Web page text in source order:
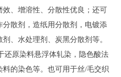
、增溶性、分散性优良；还可
散剂，造纸用分散剂，电镀添
、水处理剂、炭黑分散剂等。
还原染料悬浮体轧染，隐色酸法
的染色等。也可用于丝/毛交织